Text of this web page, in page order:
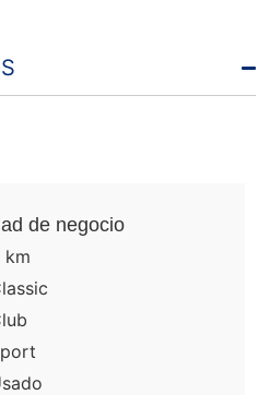
de negocio
km